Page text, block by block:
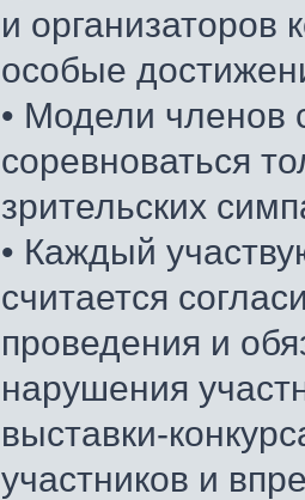
и организаторов
особые
• Модели членов
соревноваться
зрительских
• Каждый
считается
проведения и
нарушения
выставки-
участников и